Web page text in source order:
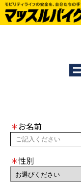
＊お名前
＊性別